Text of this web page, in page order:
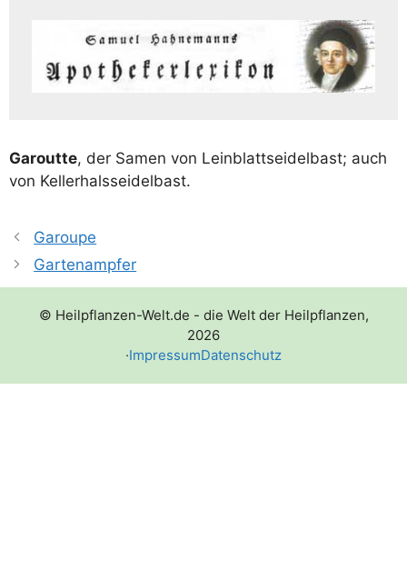
Garout­te, der Samen von Lein­blatt­sei­del­bast; auch
von Kellerhalsseidelbast.
Garoupe
Gartenampfer
© Heilpflanzen-Welt.de - die Welt der Heilpflanzen,
2026
·ImpressumDatenschutz